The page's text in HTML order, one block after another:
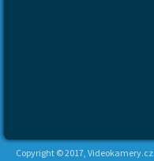
Copyright © 2017, Videokamery.cz